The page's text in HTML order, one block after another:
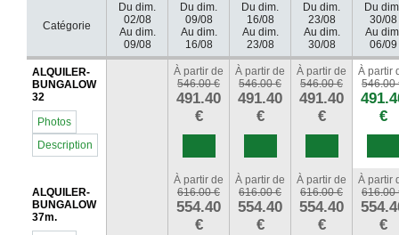
Catégorie
Du dim.
02/08
Au dim.
09/08
Du dim.
09/08
Au dim.
16/08
Du dim.
16/08
Au dim.
23/08
Du dim.
23/08
Au dim.
30/08
Du
30/08
Au
06/09
ALQUILER-
BUNGALOW
32
Photos
Description
À partir de
546.00 €
491.40
€
À partir de
546.00 €
491.40
€
À partir de
546.00 €
491.40
€
À partir
546.00
€
ALQUILER-
BUNGALOW
37m.
À partir de
616.00 €
554.40
€
À partir de
616.00 €
554.40
€
À partir de
616.00 €
554.40
€
À partir
616.00
€